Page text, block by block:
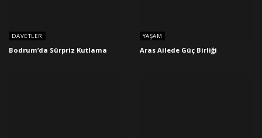
DAVETLER
Bodrum’da Sürpriz Kutlama
YAŞAM
Aras Ailede Güç Birliği